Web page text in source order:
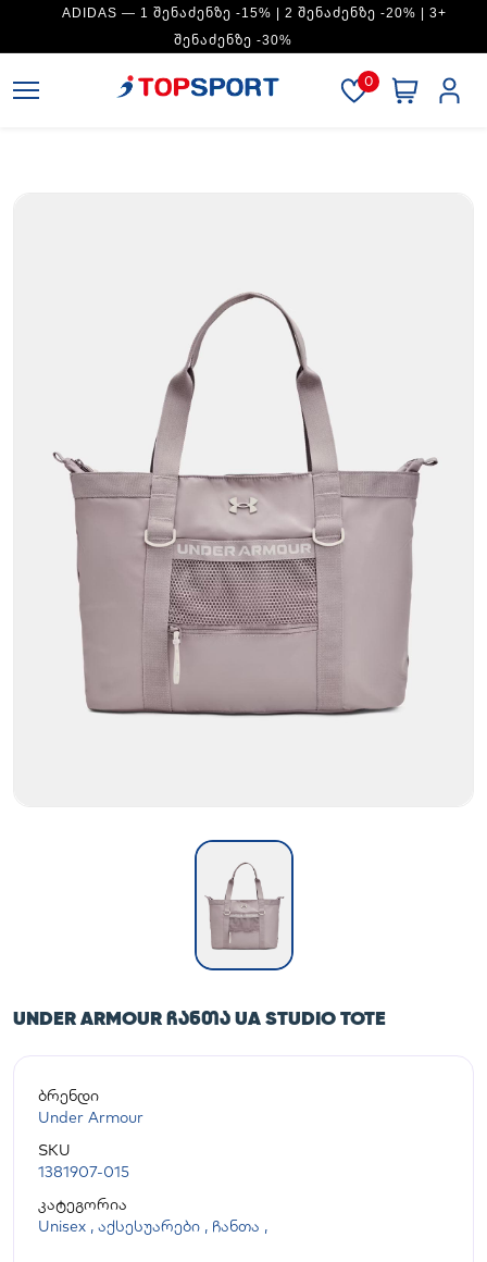
ADIDAS — 1 ᲨᲔᲜᲐᲫᲔᲜᲖᲔ -15% | 2 ᲨᲔᲜᲐᲫᲔᲜᲖᲔ -20% | 3+
ᲨᲔᲜᲐᲫᲔᲜᲖᲔ -30%
0
UNDER ARMOUR ᲩᲐᲜᲗᲐ UA STUDIO TOTE
ბრენდი
Under Armour
SKU
1381907-015
კატეგორია
Unisex , აქსესუარები , ჩანთა ,